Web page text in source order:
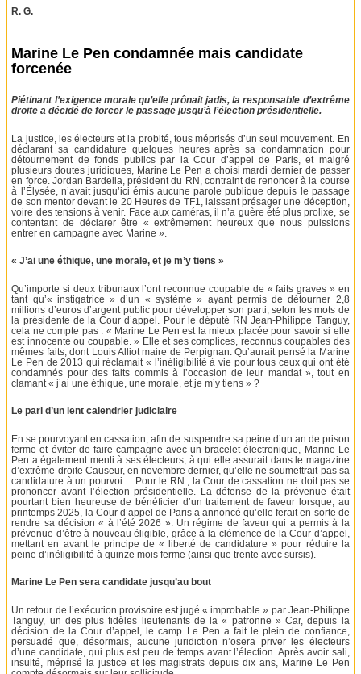
R. G.
Marine Le Pen condamnée mais candidate
forcenée
Piétinant l’exigence morale qu’elle prônait jadis, la responsable d’extrême
droite a décidé de forcer le passage jusqu’à l’élection présidentielle.
La justice, les électeurs et la probité, tous méprisés d’un seul mouvement. En
déclarant sa candidature quelques heures après sa condamnation pour
détournement de fonds publics par la Cour d’appel de Paris, et malgré
plusieurs doutes juridiques, Marine Le Pen a choisi mardi dernier de passer
en force. Jordan Bardella, président du RN, contraint de renoncer à la course
à l’Élysée, n’avait jusqu’ici émis aucune parole publique depuis le passage
de son mentor devant le 20 Heures de TF1, laissant présager une déception,
voire des tensions à venir. Face aux caméras, il n’a guère été plus prolixe, se
contentant de déclarer être « extrêmement heureux que nous puissions
entrer en campagne avec Marine ».
« J’ai une éthique, une morale, et je m’y tiens »
Qu’importe si deux tribunaux l’ont reconnue coupable de « faits graves » en
tant qu’« instigatrice » d’un « système » ayant permis de détourner 2,8
millions d’euros d’argent public pour développer son parti, selon les mots de
la présidente de la Cour d’appel. Pour le député RN Jean-Philippe Tanguy,
cela ne compte pas : « Marine Le Pen est la mieux placée pour savoir si elle
est innocente ou coupable. » Elle et ses complices, reconnus coupables des
mêmes faits, dont Louis Alliot maire de Perpignan. Qu’aurait pensé la Marine
Le Pen de 2013 qui réclamait « l’inéligibilité à vie pour tous ceux qui ont été
condamnés pour des faits commis à l’occasion de leur mandat », tout en
clamant « j’ai une éthique, une morale, et je m’y tiens » ?
Le pari d’un lent calendrier judiciaire
En se pourvoyant en cassation, afin de suspendre sa peine d’un an de prison
ferme et éviter de faire campagne avec un bracelet électronique, Marine Le
Pen a également menti à ses électeurs, à qui elle assurait dans le magazine
d’extrême droite Causeur, en novembre dernier, qu’elle ne soumettrait pas sa
candidature à un pourvoi… Pour le RN , la Cour de cassation ne doit pas se
prononcer avant l’élection présidentielle. La défense de la prévenue était
pourtant bien heureuse de bénéficier d’un traitement de faveur lorsque, au
printemps 2025, la Cour d’appel de Paris a annoncé qu’elle ferait en sorte de
rendre sa décision « à l’été 2026 ». Un régime de faveur qui a permis à la
prévenue d’être à nouveau éligible, grâce à la clémence de la Cour d’appel,
mettant en avant le principe de « liberté de candidature » pour réduire la
peine d’inéligibilité à quinze mois ferme (ainsi que trente avec sursis).
Marine Le Pen sera candidate jusqu’au bout
Un retour de l’exécution provisoire est jugé « improbable » par Jean-Philippe
Tanguy, un des plus fidèles lieutenants de la « patronne » Car, depuis la
décision de la Cour d’appel, le camp Le Pen a fait le plein de confiance,
persuadé que, désormais, aucune juridiction n’osera priver les électeurs
d’une candidate, qui plus est peu de temps avant l’élection. Après avoir sali,
insulté, méprisé la justice et les magistrats depuis dix ans, Marine Le Pen